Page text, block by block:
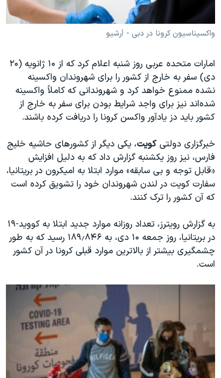
واکسیناسیون کرونا در دبی - آرشیو
امارات متحده عربی روز شنبه اعلام کرد که از ۱۰ ژانویه (۲۰
دی) سفر به خارج از کشور را برای شهروندان واکسینه
نشده ممنوع خواهد کرد و شهروندانی که کاملاً واکسینه
شده‌اند نیز برای واجد شرایط بودن برای سفر به خارج از
کشور باید دز یادآور واکسن کرونا را دریافت کرده باشند.
خبرگزاری دولتیکویت، یکی دیگر از کشورهای حاشیه خلیج
فارس، نیز روز یکشنبه گزارش داد که به دلیل افزایش
«قابل توجه و بی سابقه» موارد ابتلا به امیکرون در بریتانیا،
سفارت کویت در لندن شهروندان خود را تشویق کرده است
که آن کشور را ترک کنند.
به گزارش رویترز، تعداد روزانه موارد جدید ابتلا به کووید-۱۹
در بریتانیا، روز جمعه ۱۰ دی، به ۱۸۹٫۸۴۶ رسید که به طور
چشمگیری بیشتر از بالاترین موارد قبلی کرونا در آن کشور
است.